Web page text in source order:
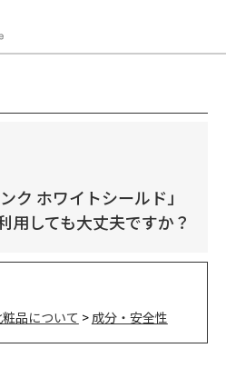
ク ホワイトシールド」
用しても大丈夫ですか？
品について > 成分・安全性